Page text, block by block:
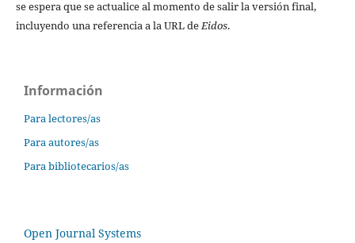
se espera que se actualice al momento de salir la versión final,
incluyendo una referencia a la URL deEidos.
Información
Para lectores/as
Para autores/as
Para bibliotecarios/as
Open Journal Systems